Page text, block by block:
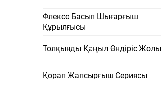
Флексо Басып Шығарғыш
Құрылғысы
Толқынды Қаңыл Өндіріс Жолы
Қорап Жапсырғыш Сериясы